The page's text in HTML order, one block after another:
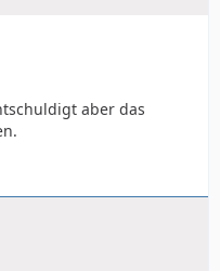
aber das